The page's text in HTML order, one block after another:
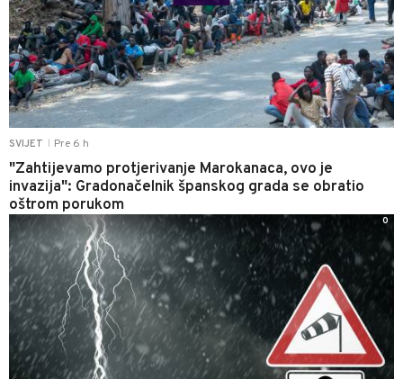
SVIJET Pre 6 h
"Zahtijevamo protjerivanje Marokanaca, ovo je
invazija": Gradonačelnik španskog grada se obratio
oštrom porukom
0